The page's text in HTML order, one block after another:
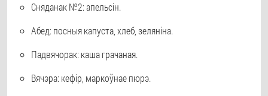
Сняданак №2: апельсін.
Абед: посныя капуста, хлеб, зеляніна.
Падвячорак: каша грачаная.
Вячэра: кефір, маркоўнае пюрэ.